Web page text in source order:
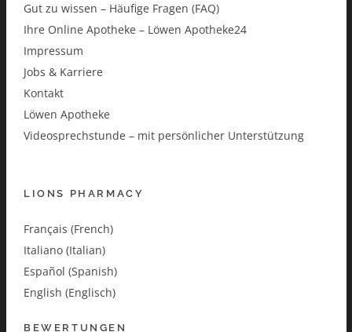
Gut zu wissen – Häufige Fragen (FAQ)
Ihre Online Apotheke – Löwen Apotheke24
Impressum
Jobs & Karriere
Kontakt
Löwen Apotheke
Videosprechstunde – mit persönlicher Unterstützung
LIONS PHARMACY
Français (French)
Italiano (Italian)
Español (Spanish)
English (Englisch)
BEWERTUNGEN